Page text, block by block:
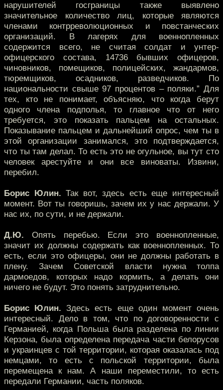
нарушителей госграницы также выявлено
значительное количество лиц, которые являются
членами контрреволюционных и повстанческих
организаций. В лагерях для военнопленных
содержится всего, не считая солдат и унтер-
офицерского состава, 14736 бывших офицеров,
чиновников, помещиков, полицейских, жандармов,
тюремщиков, осадников, разведчиков. По
национальности свыше 97 процентов – поляки.” Для
тех, кто не понимает, объясняю, что когда берут
одного члена подполья, то главное что от него
требуется, это показать пальцем на остальных.
Показывание пальцем и дальнейший опрос, чем ты в
этой организации занимался, это подтверждается,
что ты там делал. То есть это не огульное, вы тут сто
человек арестуйте и они все виноваты. Извини,
перебил.
Борис Юлин. Так вот, здесь есть еще интересный
момент. Вот ты говоришь, зачем их у нас держали. У
нас их, по сути, и не держали.
Д.Ю. Опять перебью. Если это военнопленные,
значит их должны содержать как военнопленных. То
есть, если это офицеры, они не должны работать в
плену. Зачем Советской власти нужна толпа
дармоедов, которых надо кормить, а делать они
ничего не будут. Это понять затруднительно.
Борис Юлин. Здесь есть еще один момент очень
интересный. Дело в том, что по договоренности с
Германией, когда Польша была разделена по линии
Керзона, была определена передача части белорусов
и украинцев с той территории, которая оказалась под
немцами, то есть с польской территории, была
перемещена к нам. А наши переместили, то есть
передали Германии, часть поляков.